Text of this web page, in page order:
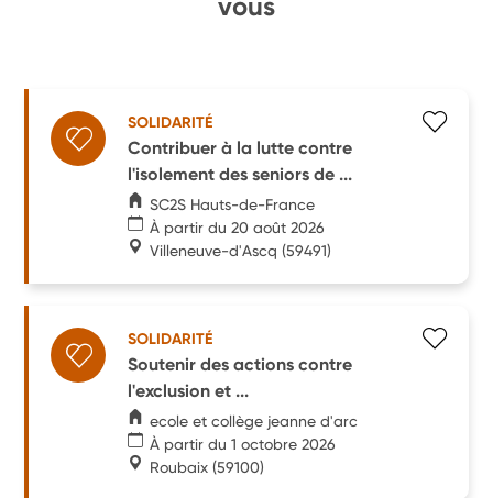
SOLIDARITÉ
Contribuer à la lutte contre
l'isolement des seniors de ...
SC2S Hauts-de-France
À partir du 20 août 2026
Villeneuve-d'Ascq (59491)
SOLIDARITÉ
Soutenir des actions contre
l'exclusion et ...
ecole et collège jeanne d'arc
À partir du 1 octobre 2026
Roubaix (59100)